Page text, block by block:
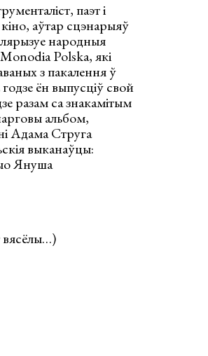
паэт і
кіно, аўтар сцэнарыяў
народныя
Monodia Polska, які
з пакалення ў
ён выпусціў свой
разам са знакамітым
альбом,
Адама Струга
выканаўцы:
Януша
вясёлы…)